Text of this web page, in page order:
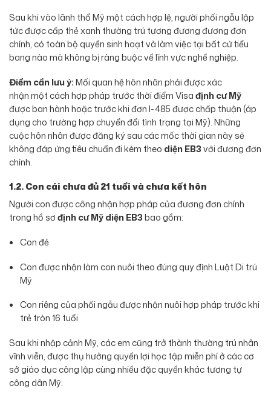
Sau khi vào lãnh thổ Mỹ một cách hợp lệ, người phối ngẫu lập
tức được cấp thẻ xanh thường trú tương đương đương đơn
chính, có toàn bộ quyền sinh hoạt và làm việc tại bất cứ tiểu
bang nào mà không bị ràng buộc về lĩnh vực nghề nghiệp.
Điểm cần lưu ý:Mối quan hệ hôn nhân phải được xác
nhận một cách hợp pháp trước thời điểm Visađịnh cư Mỹ
được ban hành hoặc trước khi đơn I-485 được chấp thuận (áp
dụng cho trường hợp chuyển đổi tình trạng tại Mỹ). Những
cuộc hôn nhân được đăng ký sau các mốc thời gian này sẽ
không đáp ứng tiêu chuẩn đi kèm theo diện EB3với đương đơn
chính.
1.2. Con cái chưa đủ 21 tuổi và chưa kết hôn
Người con được công nhận hợp pháp của đương đơn chính
trong hồ sơđịnh cư Mỹ diện EB3bao gồm:
Con đẻ
Con được nhận làm con nuôi theo đúng quy định Luật Di trú
Mỹ
Con riêng của phối ngẫu được nhận nuôi hợp pháp trước khi
trẻ tròn 16 tuổi
Sau khi nhập cảnh Mỹ, các em cũng trở thành thường trú nhân
vĩnh viễn, được thụ hưởng quyền lợi học tập miễn phí ở các cơ
sở giáo dục công lập cùng nhiều đặc quyền khác tương tự
công dân Mỹ.